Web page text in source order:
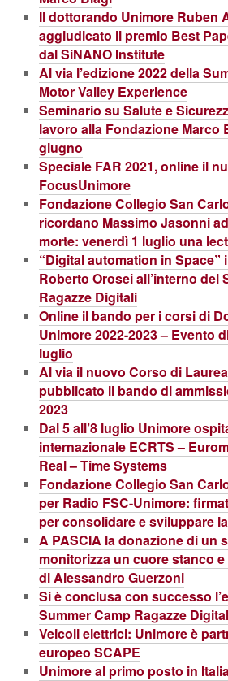
Il dottorando Unimore Ruben
aggiudicato il premio Best
dal SiNANO Institute
Al via l’edizione 2022 della
Motor Valley Experience
Seminario su Salute e
lavoro alla Fondazione Marco
giugno
Speciale FAR 2021, online il
FocusUnimore
Fondazione Collegio San
ricordano Massimo Jasonni
morte: venerdì 1 luglio una
“Digital automation in Space”
Roberto Orosei all’interno del
Ragazze Digitali
Online il bando per i corsi di
Unimore 2022-2023 – Evento
luglio
Al via il nuovo Corso di
pubblicato il bando di
2023
Dal 5 all’8 luglio Unimore
internazionale ECRTS –
Real – Time Systems
Fondazione Collegio San
per Radio FSC-Unimore:
per consolidare e sviluppare
A PASCIA la donazione di un
monitorizza un cuore stanco
di Alessandro Guerzoni
Si è conclusa con successo
Summer Camp Ragazze
Veicoli elettrici: Unimore è
europeo SCAPE
Unimore al primo posto in